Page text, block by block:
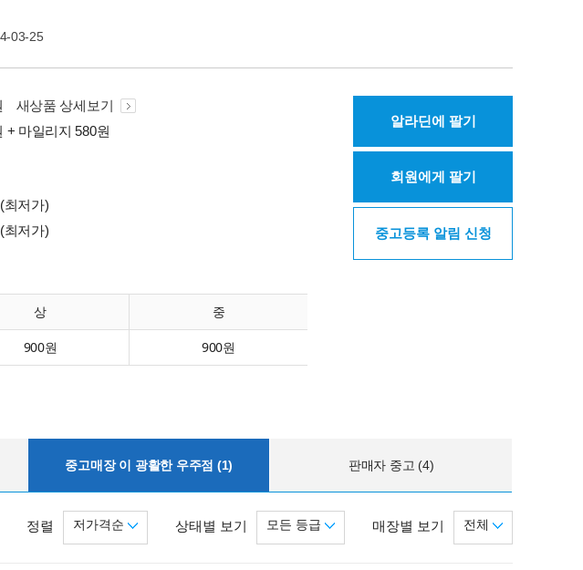
03-25
새상품 상세보기
+ 마일리지 580원
(최저가)
(최저가)
상 중
900원 900원
알라딘에 팔기
회원에게 팔기
중고등록 알림 신청
중고매장 이 광활한 우주점 (1) 판매자 중고 (4)
매장별 보기 전체
상태별 보기 모든 등급
정렬 저가격순